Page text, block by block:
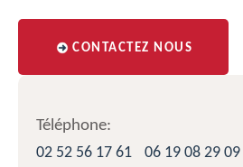
CONTACTEZ NOUS
Téléphone:
02 52 56 17 61
06 19 08 29 09